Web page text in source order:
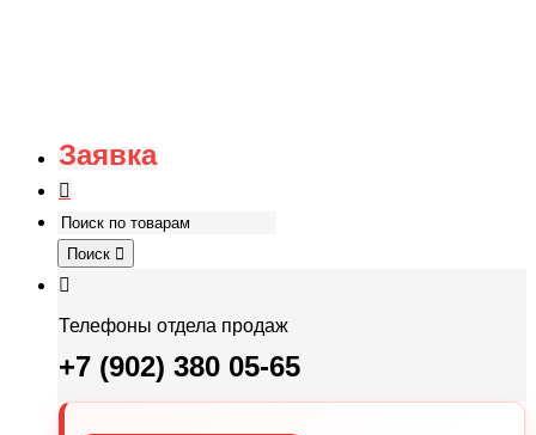
Заявка
Поиск
Телефоны отдела продаж
+7 (902) 380 05-65